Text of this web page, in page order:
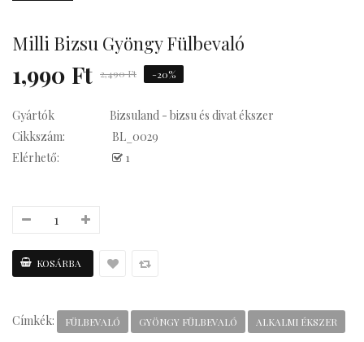
Milli Bizsu Gyöngy Fülbevaló
1,990 Ft 2,490 Ft -20%
Gyártók
Bizsuland - bizsu és divat ékszer
Cikkszám:
BL_0029
Elérhető:
1
Címkék: FÜLBEVALÓ GYÖNGY FÜLBEVALÓ ALKALMI ÉKSZER